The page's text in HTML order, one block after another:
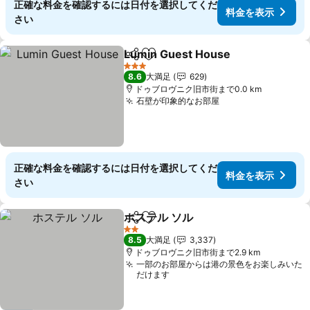
正確な料金を確認するには日付を選択してくだ
さい
料金を表示
シェアお気に入りに追加
Lumin Guest House
3 ホテルのランク
8.6 大満足
629
ドゥブロヴニク旧市街まで0.0 km
石壁が印象的なお部屋料金を表示
正確な料金を確認するには日付を選択してくだ
さい
料金を表示
シェアお気に入りに追加
ホステル ソル
2 ホテルのランク
8.5 大満足
3,337
ドゥブロヴニク旧市街まで2.9 km
一部のお部屋からは港の景色をお楽しみいた
だけます